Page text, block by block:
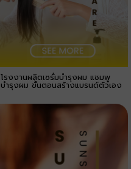
โรงงานผลิตเซรั่มบำรุงผม แชมพู
บำรุงผม ขั้นตอนสร้างแบรนด์ตัวเอง